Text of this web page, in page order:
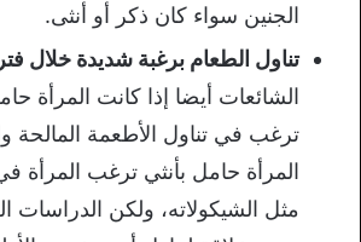
الجنين سواء كان ذكر أو أنثى.
تناول الطعام برغبة شديدة خلال
الشائعات أيضا إذا كانت المرأة
ترغب في تناول الأطعمة المالحة
المرأة حامل بأنثي ترغب المرأة
مثل الشيكولاته، ولكن الدراسات